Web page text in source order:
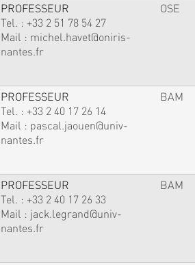
PROFESSEUR
Tel. : +33 2 51 78 54 27
Mail : michel.havet@oniris-
nantes.fr
OSE
PROFESSEUR
Tel. : +33 2 40 17 26 14
Mail : pascal.jaouen@univ-
nantes.fr
BAM
PROFESSEUR
Tel. : +33 2 40 17 26 33
Mail : jack.legrand@univ-
nantes.fr
BAM